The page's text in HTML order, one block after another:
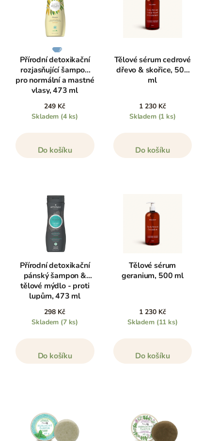
Přírodní detoxikační
rozjasňující šampon
pro normální a mastné
vlasy, 473 ml
249 Kč
Skladem (4 ks)
Do košíku
Tělové sérum cedrové
dřevo & skořice, 500
ml
1 230 Kč
Skladem (1 ks)
Do košíku
Přírodní detoxikační
pánský šampon &
tělové mýdlo - proti
lupům, 473 ml
298 Kč
Skladem (7 ks)
Do košíku
Tělové sérum
geranium, 500 ml
1 230 Kč
Skladem (11 ks)
Do košíku